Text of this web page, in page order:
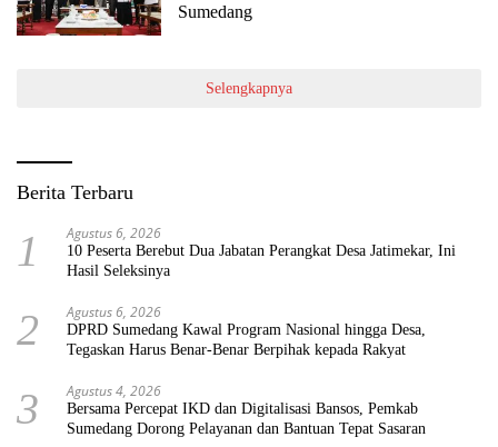
Sumedang
Selengkapnya
Berita Terbaru
1 Agustus 6, 2026
10 Peserta Berebut Dua Jabatan Perangkat Desa Jatimekar, Ini
Hasil Seleksinya
2 Agustus 6, 2026
DPRD Sumedang Kawal Program Nasional hingga Desa,
Tegaskan Harus Benar-Benar Berpihak kepada Rakyat
3 Agustus 4, 2026
Bersama Percepat IKD dan Digitalisasi Bansos, Pemkab
Sumedang Dorong Pelayanan dan Bantuan Tepat Sasaran